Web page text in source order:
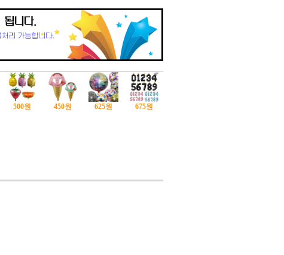
500원 450원 625원 675원